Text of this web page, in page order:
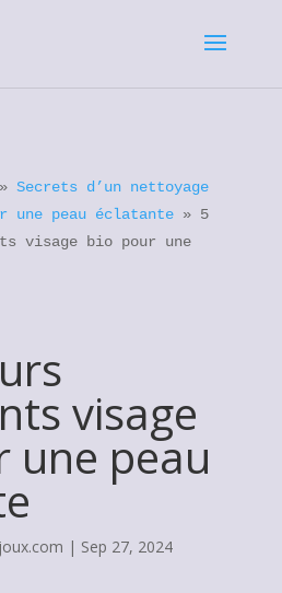
Secrets d’un nettoyage
une peau éclatante» 5
visage bio pour une
visage
une peau
| Sep 27, 2024